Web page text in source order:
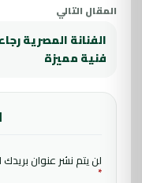
المقال التالي
الفنانة المصرية
فنية مميزة
لن يتم نشر عنوان بريدك
*